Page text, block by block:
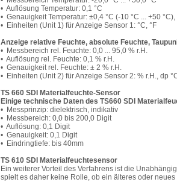
• Auflösung Temperatur: 0,1 °C
• Genauigkeit Temperatur: ±0,4 °C (-10 °C ... +50 °C),
• Einheiten (Unit 1) für Anzeige Sensor 1: °C, °F
Anzeige relative Feuchte, absolute Feuchte,
• Messbereich rel. Feuchte: 0,0 ... 95,0 % r.H.
• Auflösung rel. Feuchte: 0,1 % r.H.
• Genauigkeit rel. Feuchte: ± 2 % r.H.
• Einheiten (Unit 2) für Anzeige Sensor 2: % r.H., dp
TS 660 SDI Materialfeuchte-Sensor
Einige technische Daten des TS660 SDI
• Messprinzip: dielektrisch, indikativ
• Messbereich: 0,0 bis 200,0 Digit
• Auflösung: 0,1 Digit
• Genauigkeit: 0,1 Digit
• Eindringtiefe: bis 40mm
TS 610 SDI Materialfeuchtesensor
Ein weiterer Vorteil des Verfahrens ist die
spielt es daher keine Rolle, ob ein älteres oder